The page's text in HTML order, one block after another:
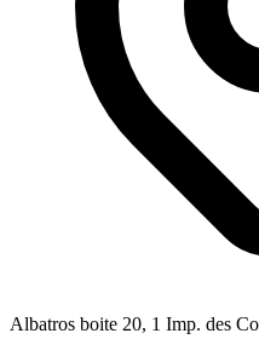
Albatros boite 20, 1 Imp. des